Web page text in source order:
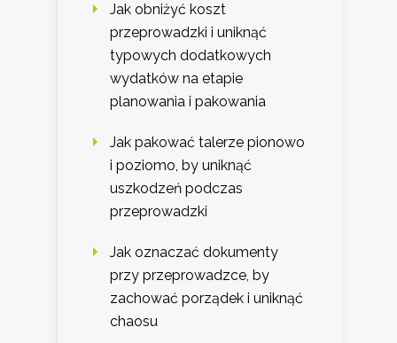
Jak obniżyć koszt
przeprowadzki i uniknąć
typowych dodatkowych
wydatków na etapie
planowania i pakowania
Jak pakować talerze pionowo
i poziomo, by uniknąć
uszkodzeń podczas
przeprowadzki
Jak oznaczać dokumenty
przy przeprowadzce, by
zachować porządek i uniknąć
chaosu